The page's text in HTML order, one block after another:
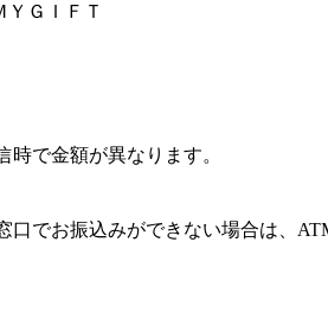
ＹＧＩＦＴ
で金額が異なります。
でお振込みができない場合は、